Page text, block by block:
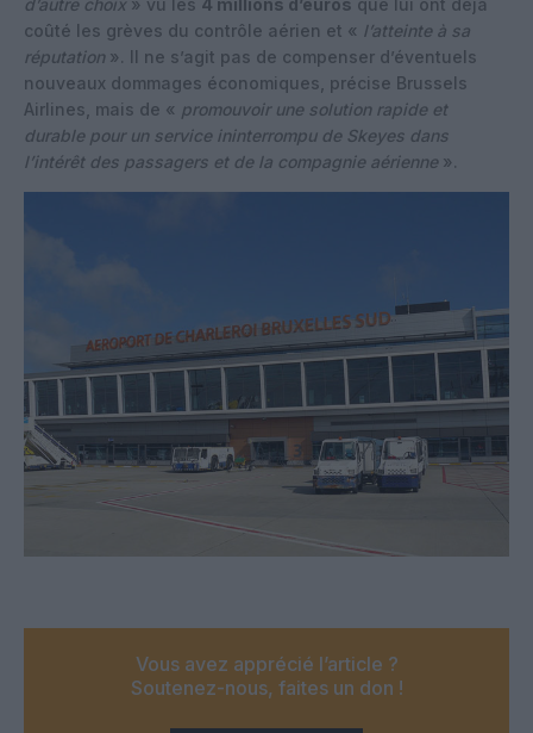
coûté les grèves du contrôle aérien et « l’atteinte à sa
réputation ». Il ne s’agit pas de compenser d’éventuels
nouveaux dommages économiques, précise Brussels
Airlines, mais de « promouvoir une solution rapide et
durable pour un service ininterrompu de Skeyes dans
l’intérêt des passagers et de la compagnie aérienne ».
Vous avez apprécié l’article ?
Soutenez-nous, faites un don !